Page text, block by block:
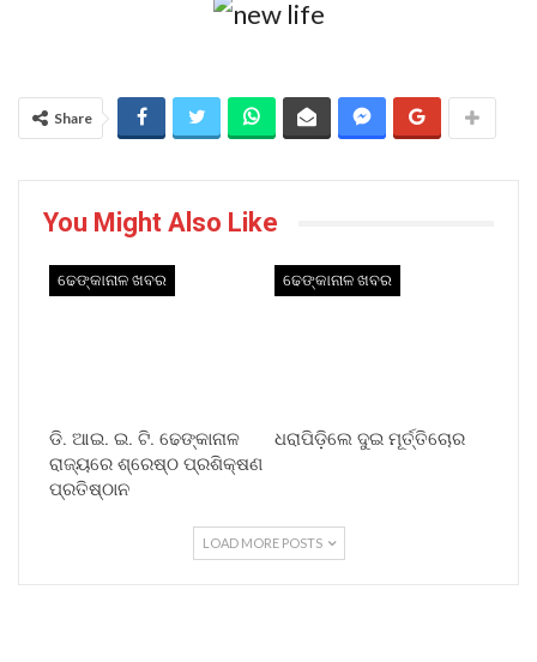
Share
You Might Also Like
ଢେଙ୍କାନାଳ ଖବର
ଡି. ଆଇ. ଇ. ଟି. ଢେଙ୍କାନାଳ
ରାଜ୍ୟରେ ଶ୍ରେଷ୍ଠ ପ୍ରଶିକ୍ଷଣ
ପ୍ରତିଷ୍ଠାନ
ଢେଙ୍କାନାଳ ଖବର
ଧରାପିଡ଼ିଲେ ଦୁଇ ମୂର୍ତ୍ତିଚୋର
LOAD MORE POSTS